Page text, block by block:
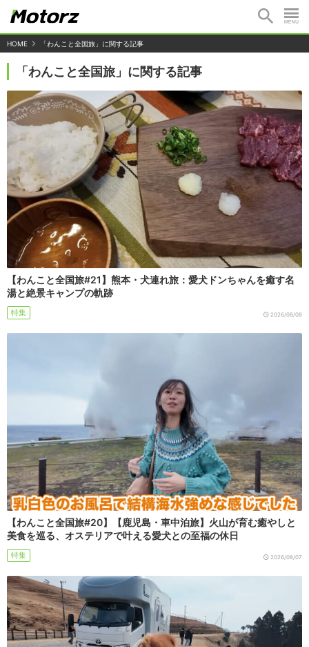
HOME 「わんこと全国旅」に関する記事
「わんこと全国旅」に関する記事
【わんこと全国旅#21】熊本・犬連れ旅：愛犬ドンちゃんを癒す名
湯と絶景キャンプの軌跡
特集 2026/08/08
【わんこと全国旅#20】【鹿児島・車中泊旅】火山が育む癒やしと
美食を巡る、オステリアで叶える愛犬との至福の休日
特集 2026/08/07